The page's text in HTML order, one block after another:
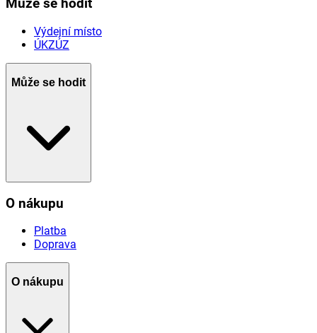
Může se hodit
Výdejní místo
ÚKZÚZ
Může se hodit
O nákupu
Platba
Doprava
O nákupu